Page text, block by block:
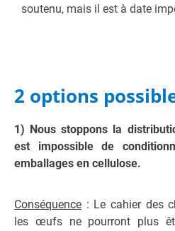
soutenu, mais il est à date
2 options
1) Nous stoppons la
est impossible de
emballages en cellulose.
Conséquence : Le cahier des
les œufs ne pourront plus